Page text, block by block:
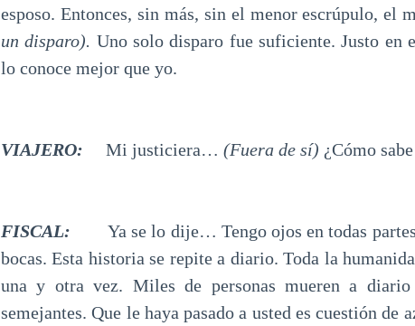
esposo. Entonces, sin más, sin el menor escrúpulo, el
un disparo). Uno solo disparo fue suficiente. Justo en
lo conoce mejor que yo.
VIAJERO: Mi justiciera… (Fuera de sí) ¿Cómo
FISCAL: Ya se lo dije… Tengo ojos en todas
bocas. Esta historia se repite a diario. Toda la
una y otra vez. Miles de personas mueren a
semejantes. Que le haya pasado a usted es cuestión de